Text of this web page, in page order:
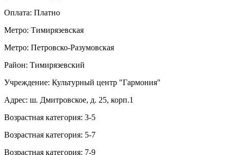
Оплата: Платно
Метро: Тимирязевская
Метро: Петровско-Разумовская
Район: Тимирязевский
Учреждение: Культурный центр "Гармония"
Адрес: ш. Дмитровское, д. 25, корп.1
Возрастная категория: 3-5
Возрастная категория: 5-7
Возрастная категория: 7-9